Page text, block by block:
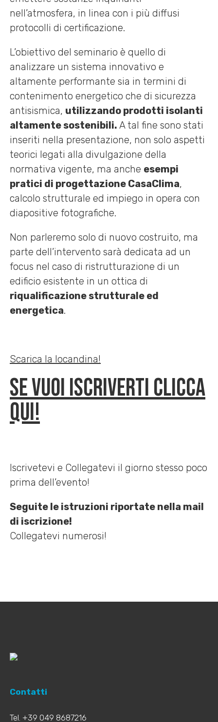
nell’atmosfera, in linea con i più diffusi
protocolli di certificazione.
L’obiettivo del seminario è quello di
analizzare un sistema innovativo e
altamente performante sia in termini di
contenimento energetico che di sicurezza
antisismica, utilizzando prodotti isolanti
altamente sostenibili. A tal fine sono stati
inseriti nella presentazione, non solo aspetti
teorici legati alla divulgazione della
normativa vigente, ma anche esempi
pratici di progettazione CasaClima,
calcolo strutturale ed impiego in opera con
diapositive fotografiche.
Non parleremo solo di nuovo costruito, ma
parte dell’intervento sarà dedicata ad un
focus nel caso di ristrutturazione di un
edificio esistente in un ottica di
riqualificazione strutturale ed
energetica.
Scarica la locandina!
Se vuoi iscriverti clicca
qui!
Iscrivetevi e Collegatevi il giorno stesso poco
prima dell’evento!
Seguite le istruzioni riportate nella mail
di iscrizione!
Collegatevi numerosi!
Contatti
Tel. +39 049 8687216